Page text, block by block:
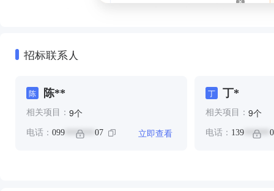
招标联系人
陈 陈**
相关项目： 9个
电话： 099 ******* 07 立即查看
丁 丁*
相关项目： 9个
电话： 139******